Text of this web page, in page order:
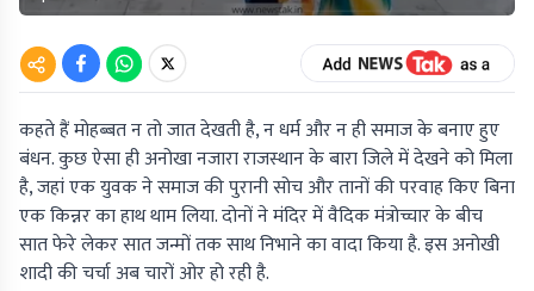
कहते हैं मोहब्बत न तो जात देखती है, न धर्म और न ही समाज के बनाए हुए
बंधन. कुछ ऐसा ही अनोखा नजारा राजस्थान के बारा जिले में देखने को मिला
है, जहां एक युवक ने समाज की पुरानी सोच और तानों की परवाह किए बिना
एक किन्नर का हाथ थाम लिया. दोनों ने मंदिर में वैदिक मंत्रोच्चार के बीच
सात फेरे लेकर सात जन्मों तक साथ निभाने का वादा किया है. इस अनोखी
शादी की चर्चा अब चारों ओर हो रही है.